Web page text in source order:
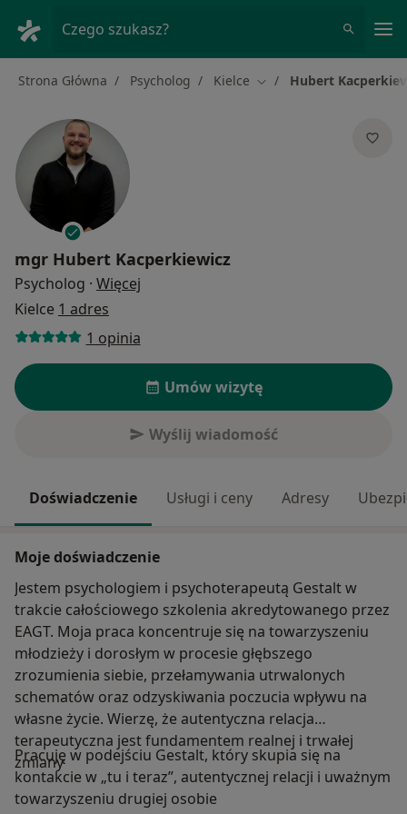
Czego szukasz?
Strona Główna Psycholog Kielce Zmień miasto
Hubert
mgr Hubert Kacperkiewicz
Psycholog · Więcej
Kielce 1 adres
1 opinia
Umów wizytę
Wyślij wiadomość
Doświadczenie Usługi i ceny Adresy
Moje doświadczenie
Jestem psychologiem i psychoterapeutą Gestalt w
trakcie całościowego szkolenia akredytowanego przez
EAGT. Moja praca koncentruje się na towarzyszeniu
młodzieży i dorosłym w procesie głębszego
zrozumienia siebie, przełamywania utrwalonych
schematów oraz odzyskiwania poczucia wpływu na
własne życie. Wierzę, że autentyczna relacja
terapeutyczna jest fundamentem realnej i trwałej
zmiany
Pracuję w podejściu Gestalt, który skupia się na
kontakcie w „tu i teraz”, autentycznej relacji i uważnym
towarzyszeniu drugiej osobie